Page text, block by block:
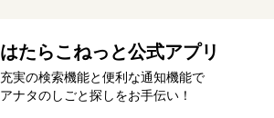
はたらこねっと公式アプリ
充実の検索機能と便利な通知機能で
アナタのしごと探しをお手伝い！